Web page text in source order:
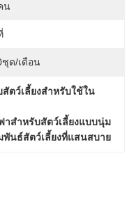
น
ชุด/เดือน
ตว์เลี้ยงสำหรับใช้ใน
สำหรับสัตว์เลี้ยงแบบนุ่ม
นธ์สัตว์เลี้ยงที่แสนสบาย